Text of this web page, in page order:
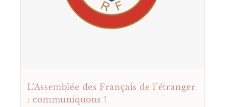
L’Assemblée des Français de l’étranger
: communiquons !